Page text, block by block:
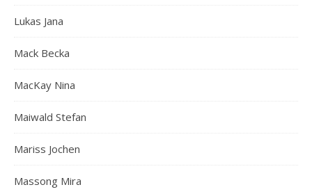
Lukas Jana
Mack Becka
MacKay Nina
Maiwald Stefan
Mariss Jochen
Massong Mira